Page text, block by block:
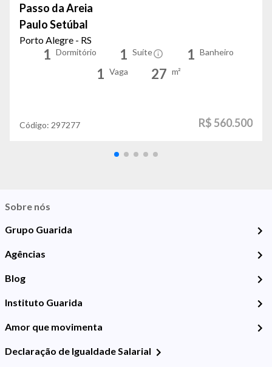
Passo da Areia
Paulo Setúbal
Porto Alegre - RS
1 Dormitório 1 Suíte 1 Banheiro
1 Vaga 27 m²
Código: 297277 R$ 560.500
Sobre nós
Grupo Guarida
Agências
Blog
Instituto Guarida
Amor que movimenta
Declaração de Igualdade Salarial